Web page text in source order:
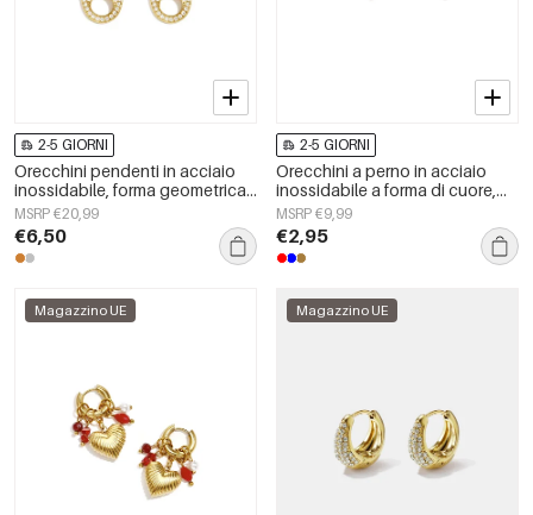
2-5 GIORNI
Orecchini pendenti in acciaio
inossidabile, forma geometrica,
semplici, serie &quot;Daily
Simple&quot;, gioielli da donna.
MSRP €20,99
€6,50
2-5 GIORNI
Orecchini a perno in acciaio
inossidabile a forma di cuore,
semplici, della serie Daily
Simple, gioielli da donna.
MSRP €9,99
€2,95
Magazzino UE Magazzino UE